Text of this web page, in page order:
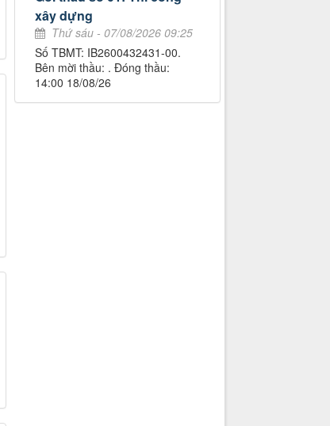
xây dựng
Thứ sáu - 07/08/2026 09:25
Số TBMT: IB2600432431-00.
Bên mời thầu: . Đóng thầu:
14:00 18/08/26